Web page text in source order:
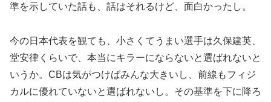
準を示していた話も、話はそれるけど、面白かったし。
今の日本代表を観ても、小さくてうまい選手は久保建英、
堂安律くらいで、本当にキラーにならないと選ばれないと
いうか。CBは気がつけばみんな大きいし、前線もフィジ
カルに優れていないと選ばれないし。その基準を下に降ろ